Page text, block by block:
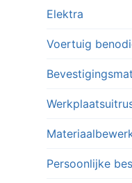
worden
de
Elektra
Voertuig
Persoonlijke